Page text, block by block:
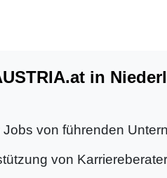
in
von führenden
von